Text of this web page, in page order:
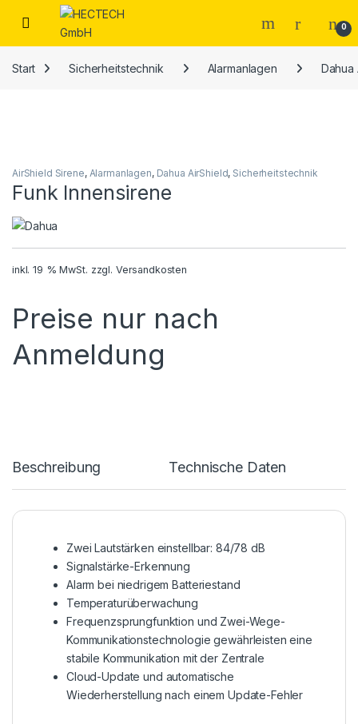
Open 0
Start Sicherheitstechnik Alarmanlagen Dahua
AirShield Sirene, Alarmanlagen, Dahua AirShield, Sicherheitstechnik
Funk Innensirene
inkl. 19 % MwSt. zzgl. Versandkosten
Preise nur nach
Anmeldung
Beschreibung Technische Daten
Zwei Lautstärken einstellbar: 84/78 dB
Signalstärke-Erkennung
Alarm bei niedrigem Batteriestand
Temperaturüberwachung
Frequenzsprungfunktion und Zwei-Wege-
Kommunikationstechnologie gewährleisten eine
stabile Kommunikation mit der Zentrale
Cloud-Update und automatische
Wiederherstellung nach einem Update-Fehler